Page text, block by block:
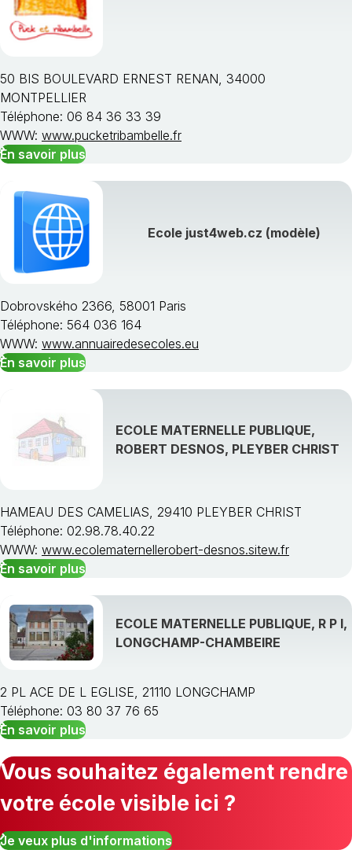
50 BIS BOULEVARD ERNEST RENAN, 34000
MONTPELLIER
Téléphone: 06 84 36 33 39
WWW: www.pucketribambelle.fr
En savoir plus
Ecole just4web.cz (modèle)
Dobrovského 2366, 58001 Paris
Téléphone: 564 036 164
WWW: www.annuairedesecoles.eu
En savoir plus
ECOLE MATERNELLE PUBLIQUE,
ROBERT DESNOS, PLEYBER CHRIST
HAMEAU DES CAMELIAS, 29410 PLEYBER CHRIST
Téléphone: 02.98.78.40.22
WWW: www.ecolematernellerobert-desnos.sitew.fr
En savoir plus
ECOLE MATERNELLE PUBLIQUE, R P I,
LONGCHAMP-CHAMBEIRE
2 PL ACE DE L EGLISE, 21110 LONGCHAMP
Téléphone: 03 80 37 76 65
En savoir plus
Vous souhaitez également rendre
votre école visible ici ?
Je veux plus d'informations